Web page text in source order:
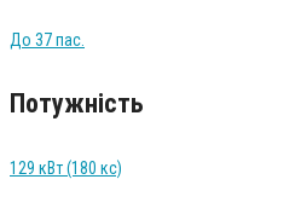
До 37 пас.
Потужність
129 кВт (180 кс)